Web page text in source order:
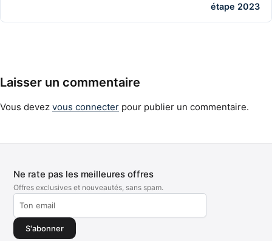
étape 2023
Laisser un commentaire
Vous devez vous connecter pour publier un commentaire.
Ne rate pas les meilleures offres
Offres exclusives et nouveautés, sans spam.
S'abonner